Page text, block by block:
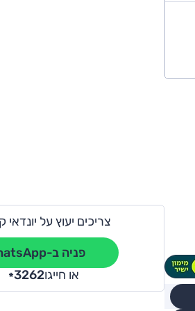
צריכים יעוץ על יונדאי
פניה ב-WhatsApp
או חייגו
*3262